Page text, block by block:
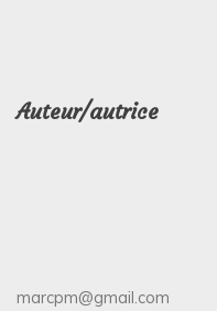
Auteur/autrice
marcpm@gmail.com